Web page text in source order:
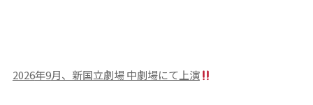
2026年9月、新国立劇場 中劇場にて上演